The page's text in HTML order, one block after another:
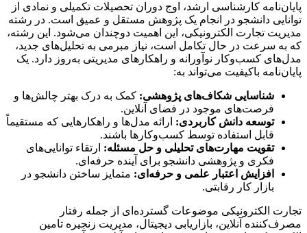
پایان‌نامه کارشناسی ارشد، اوج دوران تحصیلات تکمیلی و نمادی از
توانایی دانشجو در انجام یک پژوهش مستقل و عمیق است. در رشته
مدیریت تجارت الکترونیکی، این اهمیت دوچندان می‌شود. این رشته،
که به سرعت در حال تکامل است، نیاز مبرمی به تحلیل‌های جدید،
مدل‌های کسب‌وکار نوآورانه و راهکارهای مدیریتی به‌روز دارد. یک
پایان‌نامه باکیفیت می‌تواند به:
شناسایی شکاف‌های پژوهشی: کمک به درک بهتر چالش‌ها و
فرصت‌های موجود در فضای آنلاین.
توسعه دانش کاربردی: ارائه مدل‌ها و راهکارهایی که مستقیماً
قابل استفاده توسط کسب‌وکارها باشند.
تقویت مهارت‌های تحلیلی و حل مسئله: ارتقاء توانایی‌های
فکری و پژوهشی دانشجو برای آینده حرفه‌ای.
افزایش اعتبار علمی و حرفه‌ای: متمایز ساختن دانشجو در
بازار کار رقابتی.
تجارت الکترونیکی موضوعات گسترده‌ای از جمله رفتار
مصرف‌کننده آنلاین، بازاریابی دیجیتال، مدیریت زنجیره تامین